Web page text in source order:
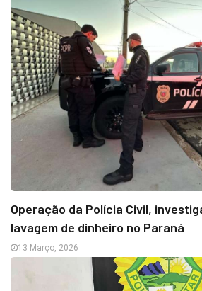
Operação da Polícia Civil,
lavagem de dinheiro no Paraná
13 Março, 2026